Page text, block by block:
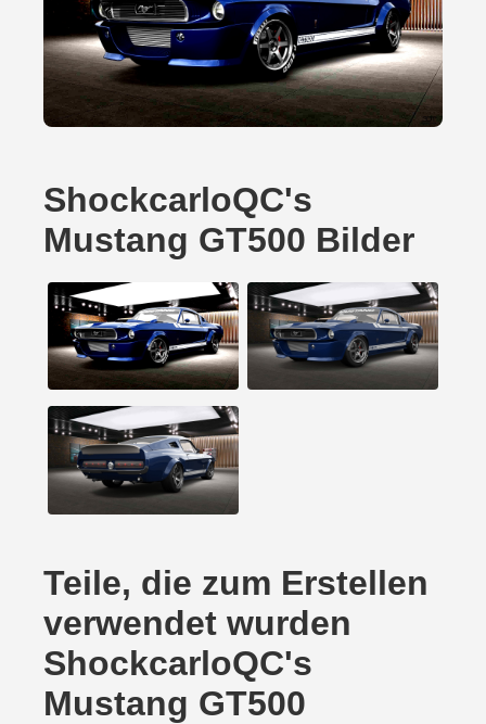
ShockcarloQC's
Mustang GT500 Bilder
Teile, die zum Erstellen
verwendet wurden
ShockcarloQC's
Mustang GT500